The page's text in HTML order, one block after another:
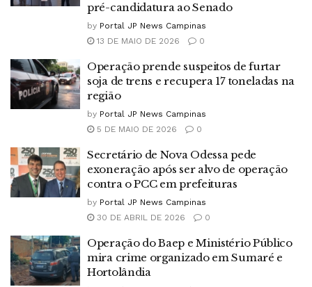
pré-candidatura ao Senado
by Portal JP News Campinas
13 DE MAIO DE 2026
0
Operação prende suspeitos de furtar
soja de trens e recupera 17 toneladas na
região
by Portal JP News Campinas
5 DE MAIO DE 2026
0
Secretário de Nova Odessa pede
exoneração após ser alvo de operação
contra o PCC em prefeituras
by Portal JP News Campinas
30 DE ABRIL DE 2026
0
Operação do Baep e Ministério Público
mira crime organizado em Sumaré e
Hortolândia